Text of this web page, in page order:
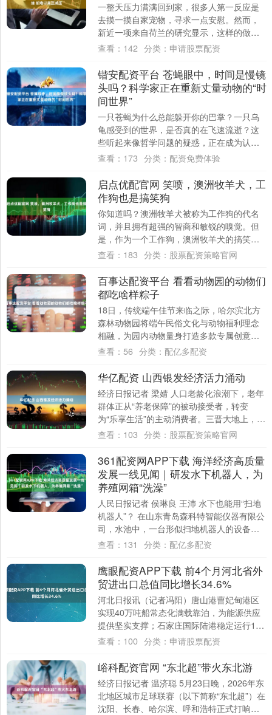
一整天压力满满回到家，很多人第一反应是
去摸一摸自家宠物，寻求一点安慰。然而，
新近一项来自荷兰的研究显示，这样的做法
未必总是有利于缓解压力，尤其是在猫身上
查看： 142 分类： 申请股票配资
锴安配资平台 苍蝇眼中，时间是慢镜
头吗？科学家正在重新丈量动物的“时
间世界”
一只苍蝇为什么总能躲开你的巴掌？一只乌
龟感受到的世界，是否真的在飞速流逝？这
些听起来像哲学问题的疑惑，正在成为认知
科学的前沿课题。 发表于《认知科学趋势》
查看： 173 分类： 配资免费体验
启点优配官网 笑喷，澳洲牧羊犬，工
作狗也是搞笑狗
你知道吗？澳洲牧羊犬被称为工作狗的代名
词，并且拥有超强的智商和敏锐的嗅觉。但
是，作为一个工作狗，澳洲牧羊犬的搞笑行
为也是不可忽视的！ 首先，澳洲牧羊犬最擅
查看： 183 分类： 股票配资策略官网
百事达配资平台 看看动物园的动物们
都吃啥样粽子
18日，传统端午佳节来临之际，哈尔滨北方
森林动物园将端午民俗文化与动物福利理念
相融，为园内动物量身打造多款专属创意端
午粽，推行“一兽一味”定制美食丰容活动。让
查看： 56 分类： 配亿多配资
华亿配资 山西银发经济活力涌动
经济日报记者 梁婧 人口老龄化浪潮下，老年
群体正从“养老保障”的被动接受者，转变
为“乐享生活”的主动消费者。三晋大地上，老
年兴趣班欢声笑语、适老消费券精准暖
查看： 103 分类： 股票配资策略官网
361配资网APP下载 海洋经济高质量
发展一线见闻｜研发水下机器人，为
养殖网箱“洗澡”
人民日报记者 侯琳良 王沛 水下也能用“扫地
机器人”？ 在山东青岛森科特智能仪器有限公
司，水池中，一台形似扫地机器人的设备灵
巧转身，清洗盘高速旋转，将附着物剥离....
查看： 131 分类： 配亿多配资
鹰眼配资APP下载 前4个月河北省外
贸进出口总值同比增长34.6%
河北日报讯（记者冯阳）唐山港曹妃甸港区
实现40万吨船常态化满载靠泊，为能源供应
提供坚实支撑；石家庄国际陆港稳定运行18
条国际线路，助力“河北造”源源不断走向世
查看： 100 分类： 申请股票配资
峪科配资官网 “东北超”带火东北游
经济日报记者 温济聪 5月23日晚，2026年东
北地区城市足球联赛（以下简称“东北超”）在
沈阳、长春、哈尔滨、呼和浩特正式打响揭